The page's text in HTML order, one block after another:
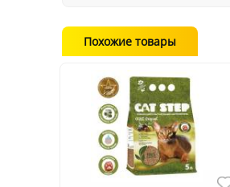
Похожие товары